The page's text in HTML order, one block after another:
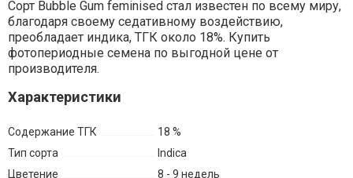
Сорт Bubble Gum feminised стал известен по всему миру,
благодаря своему седативному воздействию,
преобладает индика, ТГК около 18%. Купить
фотопериодные семена по выгодной цене от
производителя.
Характеристики
Содержание ТГК
18 %
Тип сорта
Indica
Цветение
8 - 9 недель